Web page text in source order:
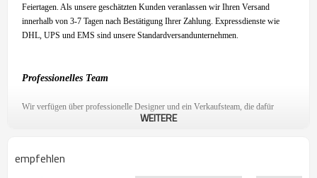
Feiertagen. Als unsere geschätzten Kunden veranlassen wir Ihren Versand
innerhalb von 3-7 Tagen nach Bestätigung Ihrer Zahlung. Expressdienste wie
DHL, UPS und EMS sind unsere Standardversandunternehmen.
Professionelles Team
Wir verfügen über professionelle Designer und ein Verkaufsteam, die dafür
sorgen, dass Sie mit unserem Produkt zufrieden sind und ein angenehmes
WEITERE
empfehlen